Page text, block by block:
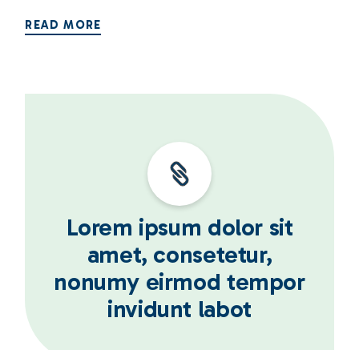
READ MORE
Lorem ipsum dolor sit
amet, consetetur,
nonumy eirmod tempor
invidunt labot